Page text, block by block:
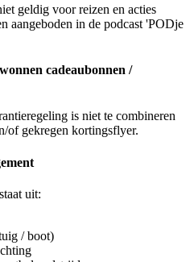
geldig voor reizen en acties
aangeboden in de podcast 'PODje
cadeaubonnen /
is niet te combineren
of gekregen kortingsflyer.
uit:
/ boot)